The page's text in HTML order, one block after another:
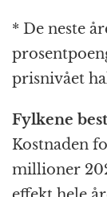
* De neste
prisnivået
Fylkene
Kostnaden
millioner